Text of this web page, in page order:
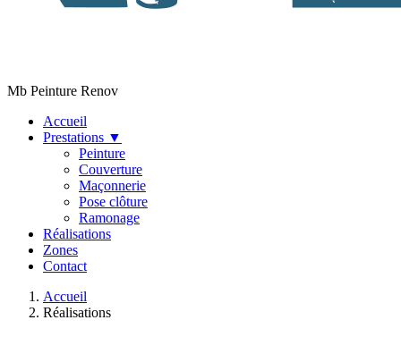
Mb Peinture Renov
Accueil
Prestations ▼
Peinture
Couverture
Maçonnerie
Pose clôture
Ramonage
Réalisations
Zones
Contact
Accueil
Réalisations